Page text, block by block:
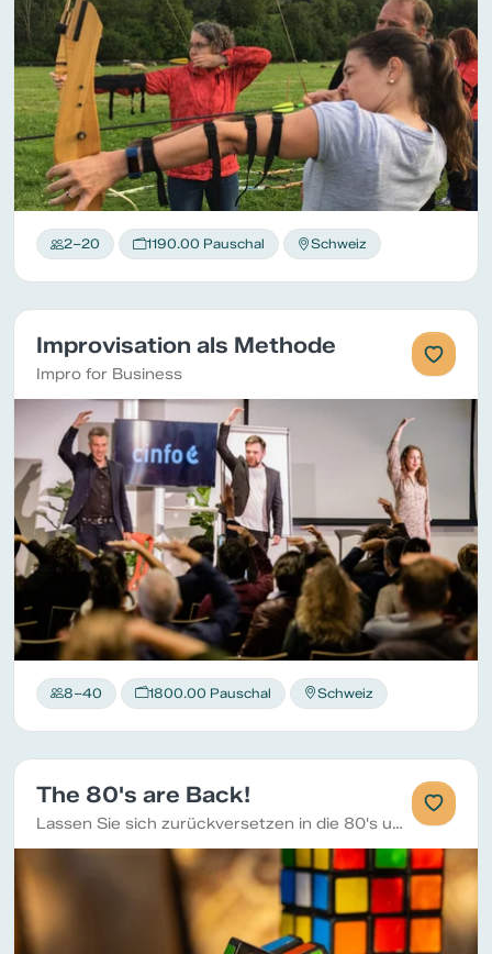
2–20 1190.00 Pauschal Schweiz
Improvisation als Methode
Impro for Business
8–40 1800.00 Pauschal Schweiz
The 80's are Back!
Lassen Sie sich zurückversetzen in die 80's und schwelgen Sie in Erinnerungen an den verschiedenen Spielposten.